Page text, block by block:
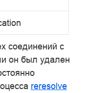
соединений с
он был удален
reresolve